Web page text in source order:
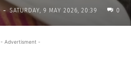
- SATURDAY, 9 MAY 2026, 20:39 0
- Advertisment -